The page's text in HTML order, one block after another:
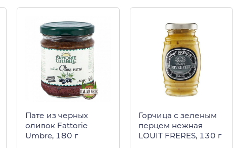
Пате из черных
оливок Fattorie
Umbre, 180 г
Горчица с зеленым
перцем нежная
LOUIT FRERES, 130 г